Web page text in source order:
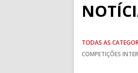
TODAS AS
COMPETIÇÕES